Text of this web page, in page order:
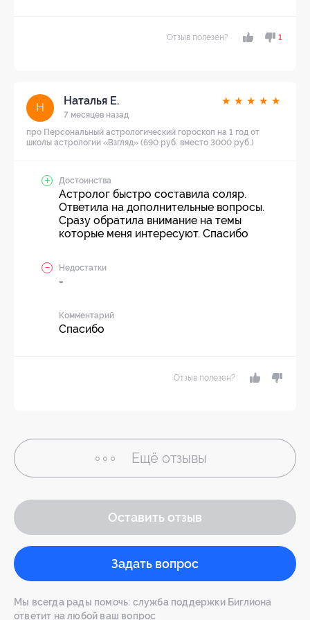
Отзыв полезен? 1
Н
Наталья Е.
7 месяцев назад
★ ★ ★ ★ ★
про Персональный астрологический гороскоп на 1 год от
школы астрологии «Взгляд» (690 руб. вместо 3000 руб.)
Достоинства
Астролог быстро составила соляр.
Ответила на дополнительные вопросы.
Сразу обратила внимание на темы
которые меня интересуют. Спасибо
Недостатки
-
Комментарий
Спасибо
Отзыв полезен?
Ещё отзывы
Оставить отзыв
Задать вопрос
Мы всегда рады помочь: служба поддержки Биглиона
ответит на любой ваш вопрос